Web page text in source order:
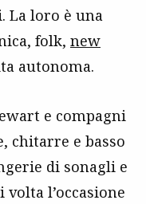
La loro è una
folk, new
autonoma.
e compagni
chitarre e basso
di sonagli e
l’occasione